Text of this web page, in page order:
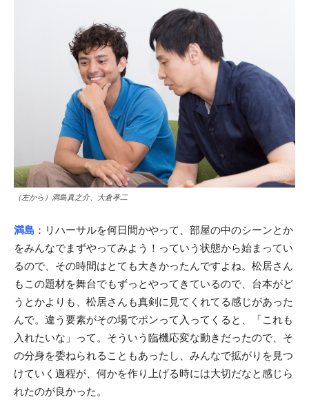
（左から）満島真之介、大倉孝二
満島 ：リハーサルを何日間かやって、部屋の中のシーンとか
をみんなでまずやってみよう！っていう状態から始まってい
るので、その時間はとても大きかったんですよね。松居さん
もこの題材を舞台でもずっとやってきているので、台本がど
うとかよりも、松居さんも真剣に見てくれてる感じがあった
んで。違う要素がその場でポンって入ってくると、「これも
入れたいな」って。そういう臨機応変な動きだったので、そ
の分身を委ねられることもあったし、みんなで拡がりを見つ
けていく過程が、何かを作り上げる時には大切だなと感じら
れたのが良かった。